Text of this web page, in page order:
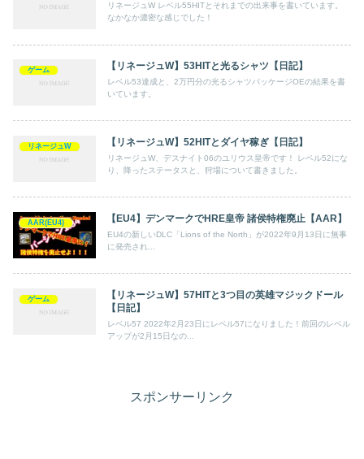
リネージュW レベル55HITとそれまでの出来事を書いています。
なかなか濃密な感じでした！
ゲーム 【リネージュW】53HITと光るシャツ【日記】
レベル53達成と、2万円分の光るシャツパッケージOEの結果を書
いています。
リネージュW 【リネージュW】52HITとダイヤ稼ぎ【日記】
リネージュW、デスナイト06のユリウス皇帝です！ レベル52にな
り、降ったステータスと、狩場について書きました。
AAR(EU4) 【EU4】デンマークでHRE皇帝 諸侯特権廃止【AAR】
EU4の新しいDLC「Lions of the North」が2022年9月13日に無事
に発売され...
ゲーム
【リネージュW】57HITと3つ目の英雄マジックドール
【日記】
レベル57 2022年2月23日にレベル57になりました！前回のレベル
アップが2月15日なの...
スポンサーリンク